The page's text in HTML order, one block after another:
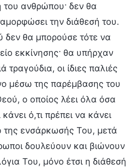
του ανθρώπου· δεν θα
την διάθεσή του.
δεν θα μπορούσε τότε να
εκκίνησης· θα υπήρχαν
τραγούδια, οι ίδιες παλιές
μέσω της παρέμβασης του
ο οποίος λέει όλα όσα
ό,τι πρέπει να κάνει
της ενσάρκωσής Του, μετά
δουλεύουν και βιώνουν
Του, μόνο έτσι η διάθεσή